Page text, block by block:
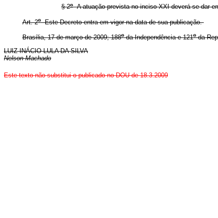
§ 2oA atuação prevista no inciso XXI deverá se dar
Art. 2oEste Decreto entra em vigor na data de sua publicação.
Brasília, 17 de março de 2009; 188oda Independência e 121oda
LUIZ INÁCIO LULA DA SILVA
Nelson Machado
Estetexto não substitui o publicado no DOU de 18.3.2009